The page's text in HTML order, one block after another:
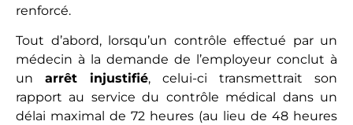
renforcé.
Tout d’abord, lorsqu’un contrôle effectué par un
médecin à la demande de l’employeur conclut à
un arrêt injustifié, celui-ci transmettrait son
rapport au service du contrôle médical dans un
délai maximal de 72 heures (au lieu de 48 heures